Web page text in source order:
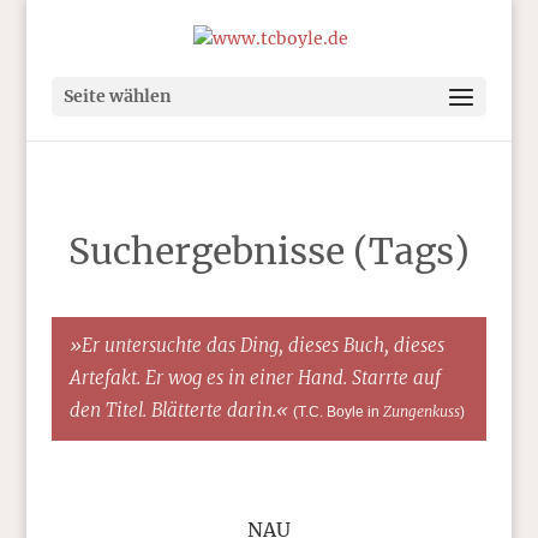
Seite wählen
Suchergebnisse (Tags)
»Er untersuchte das Ding, dieses Buch, dieses
Artefakt. Er wog es in einer Hand. Starrte auf
den Titel. Blätterte darin.« (T.C. Boyle in Zungenkuss)
NAU